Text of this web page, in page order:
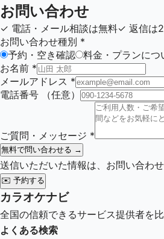
お問い合わせ
✓ 電話・メール相談は無料✓ 返信は
お問い合わせ種別 *
予約・空き確認
料金・プランにつ
お名前 *
メールアドレス *
電話番号
（任意）
ご質問・メッセージ *
無料で問い合わせる →
送信いただいた情報は、お問い合わ
✉️ 予約する
カラオケナビ
全国の信頼できるサービス提供者を
よくある検索